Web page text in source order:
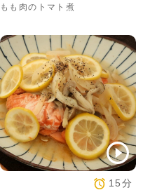
もも肉のトマト煮
15分